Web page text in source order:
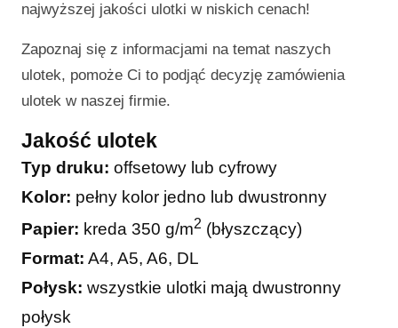
najwyższej jakości ulotki w niskich cenach!
Zapoznaj się z informacjami na temat naszych
ulotek, pomoże Ci to podjąć decyzję zamówienia
ulotek w naszej firmie.
Jakość ulotek
Typ druku: offsetowy lub cyfrowy
Kolor: pełny kolor jedno lub dwustronny
Papier: kreda 350 g/m2 (błyszczący)
Format: A4, A5, A6, DL
Połysk: wszystkie ulotki mają dwustronny
połysk